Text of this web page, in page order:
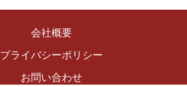
会社概要
プライバシーポリシー
お問い合わせ